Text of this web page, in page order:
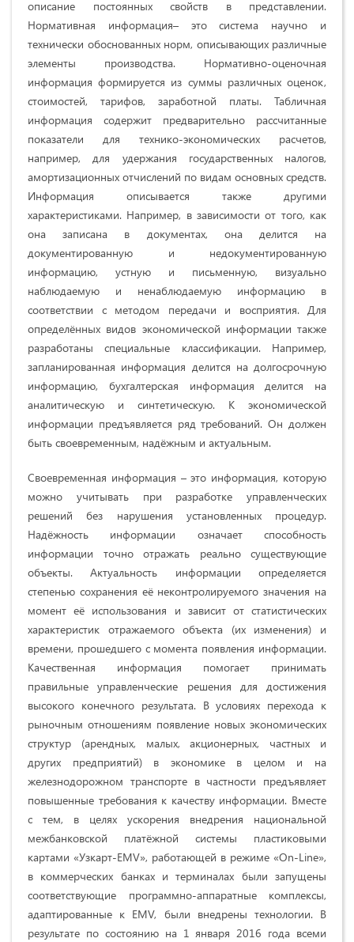
описание постоянных свойств в представлении.
Нормативная информация– это система научно и
технически обоснованных норм, описывающих различные
элементы производства. Нормативно-оценочная
информация формируется из суммы различных оценок,
стоимостей, тарифов, заработной платы. Табличная
информация содержит предварительно рассчитанные
показатели для технико-экономических расчетов,
например, для удержания государственных налогов,
амортизационных отчислений по видам основных средств.
Информация описывается также другими
характеристиками. Например, в зависимости от того, как
она записана в документах, она делится на
документированную и недокументированную
информацию, устную и письменную, визуально
наблюдаемую и ненаблюдаемую информацию в
соответствии с методом передачи и восприятия. Для
определённых видов экономической информации также
разработаны специальные классификации. Например,
запланированная информация делится на долгосрочную
информацию, бухгалтерская информация делится на
аналитическую и синтетическую. К экономической
информации предъявляется ряд требований. Он должен
быть своевременным, надёжным и актуальным.
Своевременная информация – это информация, которую
можно учитывать при разработке управленческих
решений без нарушения установленных процедур.
Надёжность информации означает способность
информации точно отражать реально существующие
объекты. Актуальность информации определяется
степенью сохранения её неконтролируемого значения на
момент её использования и зависит от статистических
характеристик отражаемого объекта (их изменения) и
времени, прошедшего с момента появления информации.
Качественная информация помогает принимать
правильные управленческие решения для достижения
высокого конечного результата. В условиях перехода к
рыночным отношениям появление новых экономических
структур (арендных, малых, акционерных, частных и
других предприятий) в экономике в целом и на
железнодорожном транспорте в частности предъявляет
повышенные требования к качеству информации. Вместе
с тем, в целях ускорения внедрения национальной
межбанковской платёжной системы пластиковыми
картами «Узкарт-EMV», работающей в режиме «On-Line»,
в коммерческих банках и терминалах были запущены
соответствующие программно-аппаратные комплексы,
адаптированные к EMV, были внедрены технологии. В
результате по состоянию на 1 января 2016 года всеми